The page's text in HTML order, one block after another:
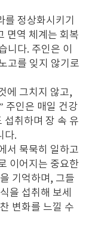
정상화시키기
면역 체계는 회복
니다. 주인은 이
고를 잊지 않기로
에 그치지 않고,
주인은 매일 건강
섭취하며 장 속 유
다.
서 묵묵히 일하고
이어지는 중요한
기억하며, 그들
을 섭취해 보세
변화를 느낄 수